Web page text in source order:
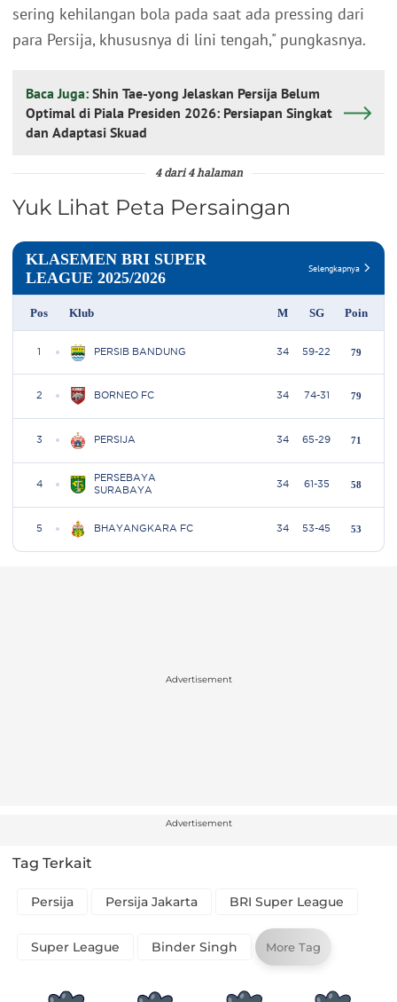
sering kehilangan bola pada saat ada pressing dari
para Persija, khususnya di lini tengah," pungkasnya.
Baca Juga: Shin Tae-yong Jelaskan Persija Belum
Optimal di Piala Presiden 2026: Persiapan Singkat
dan Adaptasi Skuad
4 dari 4 halaman
Yuk Lihat Peta Persaingan
Advertisement
Advertisement
Tag Terkait
Persija Persija Jakarta BRI Super League
Super League Binder Singh More Tag